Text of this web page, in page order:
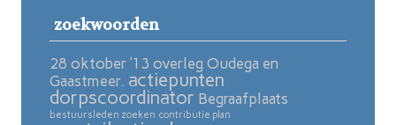
zoekwoorden
28 oktober ’13 overleg Oudega en
Gaastmeer. actiepunten
dorpscoordinator Begraafplaats
bestuursleden zoeken contributie plan